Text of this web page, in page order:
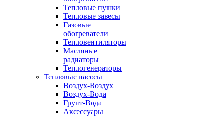
Тепловые пушки
Тепловые завесы
Газовые
обогреватели
Тепловентиляторы
Масляные
радиаторы
Теплогенераторы
Тепловые насосы
Воздух-Воздух
Воздух-Вода
Грунт-Вода
Аксессуары